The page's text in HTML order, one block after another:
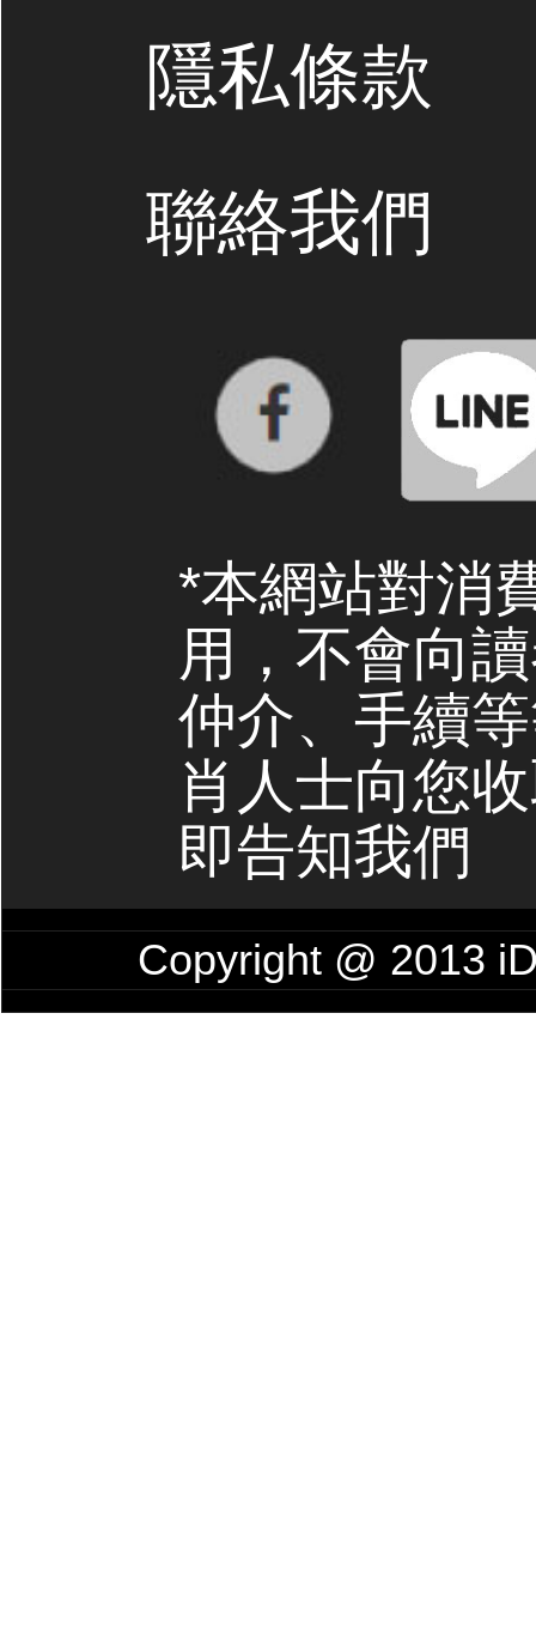
隱私條款
聯絡我們
*本網站對消
用，不會向
仲介、手續
肖人士向您
即告知我們
Copyright @ 2013